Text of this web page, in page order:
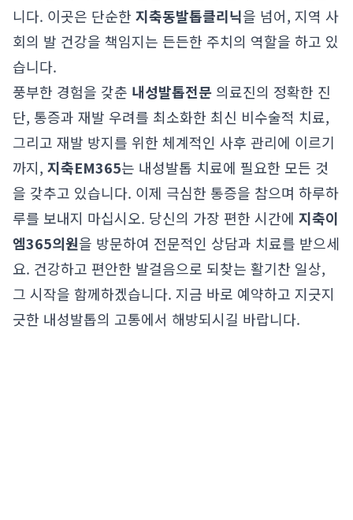
니다. 이곳은 단순한 지축동발톱클리닉을 넘어, 지역 사
회의 발 건강을 책임지는 든든한 주치의 역할을 하고 있
습니다.
풍부한 경험을 갖춘 내성발톱전문 의료진의 정확한 진
단, 통증과 재발 우려를 최소화한 최신 비수술적 치료,
그리고 재발 방지를 위한 체계적인 사후 관리에 이르기
까지, 지축EM365는 내성발톱 치료에 필요한 모든 것
을 갖추고 있습니다. 이제 극심한 통증을 참으며 하루하
루를 보내지 마십시오. 당신의 가장 편한 시간에 지축이
엠365의원을 방문하여 전문적인 상담과 치료를 받으세
요. 건강하고 편안한 발걸음으로 되찾는 활기찬 일상,
그 시작을 함께하겠습니다. 지금 바로 예약하고 지긋지
긋한 내성발톱의 고통에서 해방되시길 바랍니다.